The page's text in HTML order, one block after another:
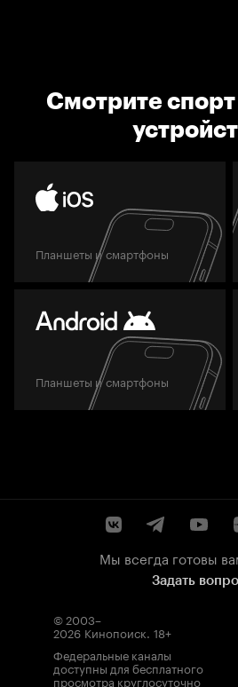
Смотрите
Планшеты и смартфоны
Планшеты и смартфоны
Мы всегда готовы
Задать
© 2003–
2026 Кинопоиск. 18+
Федеральные каналы
доступны для бесплатного
просмотра круглосуточно